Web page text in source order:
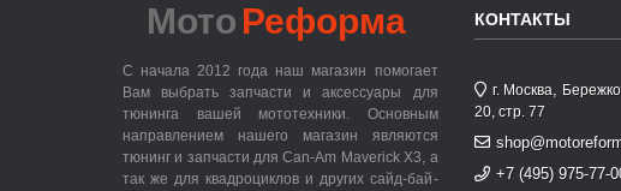
Мото Реформа
С начала 2012 года наш магазин помогает
Вам выбрать запчасти и аксессуары для
тюнинга вашей мототехники. Основным
направлением нашего магазин являются
тюнинг и запчасти для Can-Am Maverick X3, а
так же для квадроциклов и других сайд-бай-
КОНТАКТЫ
г. Москва,
20, стр. 77
+7 (495) 975-77-